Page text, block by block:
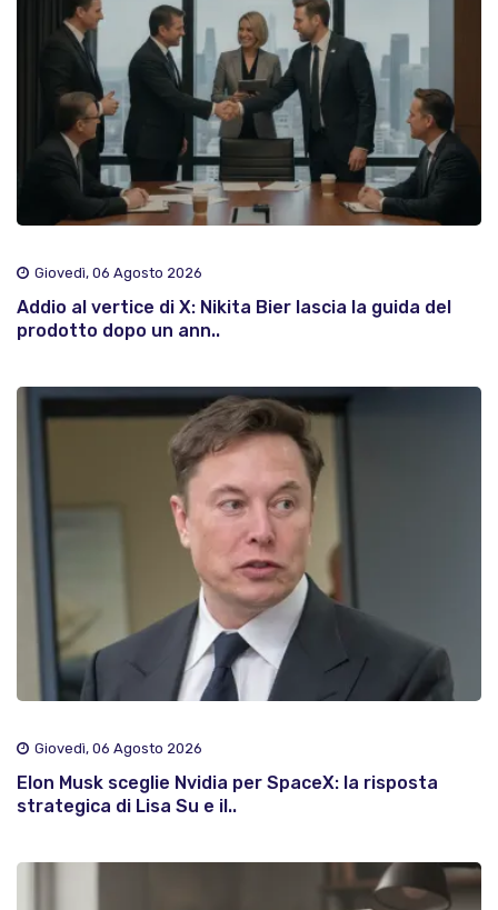
Giovedì, 06 Agosto 2026
Addio al vertice di X: Nikita Bier lascia la guida del
prodotto dopo un ann..
Giovedì, 06 Agosto 2026
Elon Musk sceglie Nvidia per SpaceX: la risposta
strategica di Lisa Su e il..